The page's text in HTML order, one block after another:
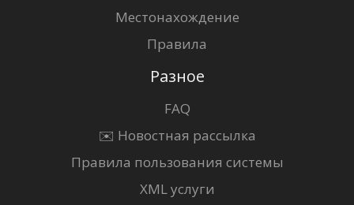
Местонахождение
Правила
Разное
FAQ
✉️ Новостная рассылка
Правила пользования системы
XML услуги